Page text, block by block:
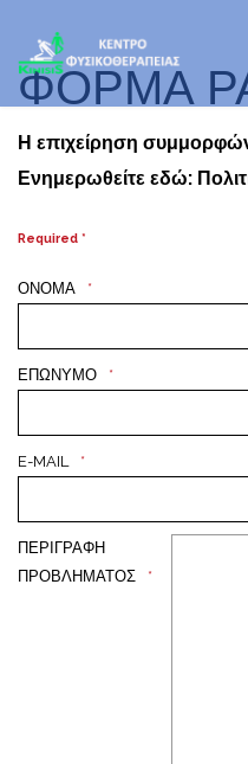
ΦΟΡΜΑ
Η επιχείρηση
Ενημερωθείτε εδώ:
Required *
ΟΝΟΜΑ
ΕΠΩΝΥΜΟ
E-MAIL
ΠΕΡΙΓΡΑΦΗ
ΠΡΟΒΛΗΜΑΤΟΣ